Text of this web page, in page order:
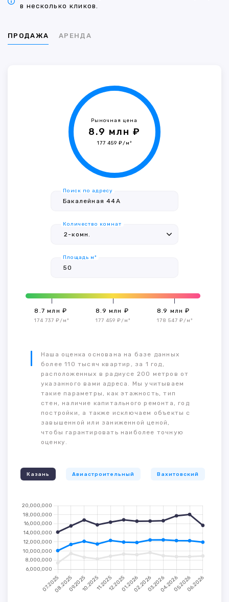
в несколько кликов.
ПРОДАЖА АРЕНДА
Рыночная цена
8.9 млн ₽
177 459 ₽/м²
Поиск по адресу
Количество комнат
Площадь м²
8.7 млн ₽
174 737 ₽/м²
8.9 млн ₽
177 459 ₽/м²
8.9 млн ₽
178 547 ₽/м²
Наша оценка основана на базе данных
более 110 тысяч квартир, за 1 год,
расположенных в радиусе 200 метров от
указанного вами адреса. Мы учитываем
такие параметры, как этажность, тип
стен, наличие капитального ремонта, год
постройки, а также исключаем объекты с
завышенной или заниженной ценой,
чтобы гарантировать наиболее точную
оценку.
Казань Авиастроительный Вахитовский